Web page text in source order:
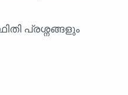
പ്രശ്നങ്ങളും